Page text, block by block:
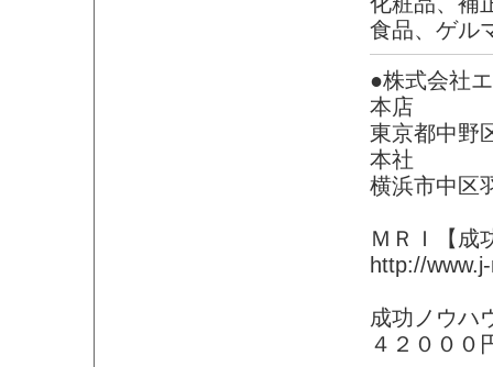
食品、ゲル
●株式会社
本店
東京都中野
本社
横浜市中区
ＭＲＩ【成
http://
成功ノウハ
４２０００